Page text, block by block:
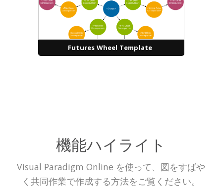
Futures Wheel Template
機能ハイライト
Visual Paradigm Online を使って、図をすばや
く共同作業で作成する方法をご覧ください。